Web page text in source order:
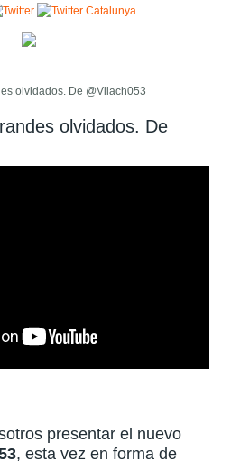
olvidados. De @Vilach053
olvidados. De
presentar el nuevo
, esta vez en forma de